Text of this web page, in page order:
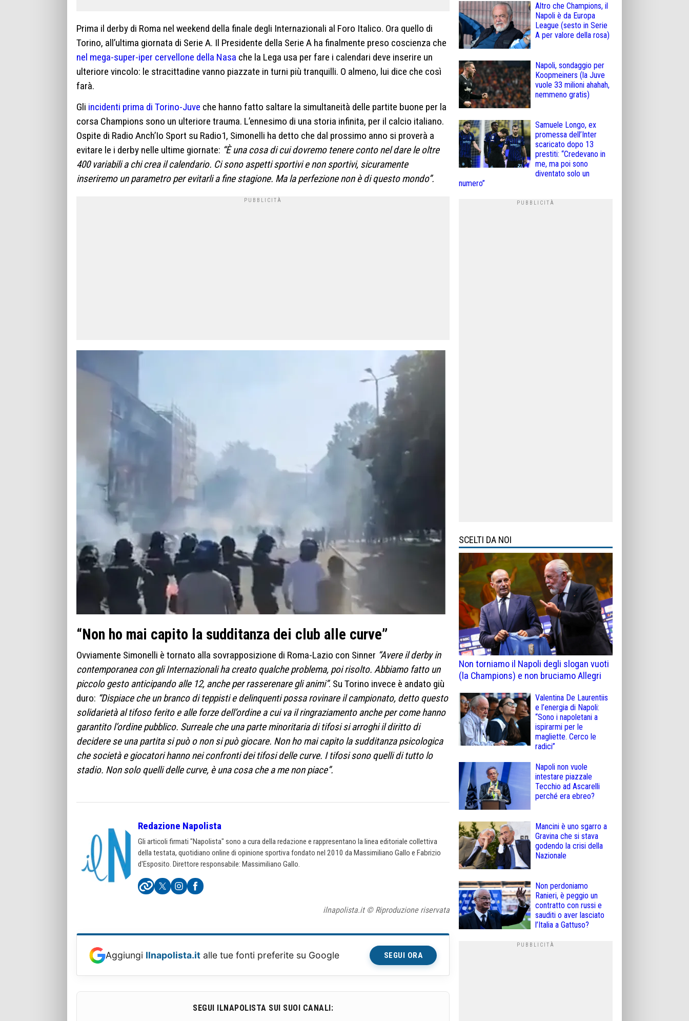
Prima il derby di Roma nel weekend della finale degli Internazionali al Foro Italico. Ora quello di
Torino, all’ultima giornata di Serie A. Il Presidente della Serie A ha finalmente preso coscienza che
nel mega-super-iper cervellone della Nasa che la Lega usa per fare i calendari deve inserire un
ulteriore vincolo: le stracittadine vanno piazzate in turni più tranquilli. O almeno, lui dice che così
farà.
Gli incidenti prima di Torino-Juve che hanno fatto saltare la simultaneità delle partite buone per la
corsa Champions sono un ulteriore trauma. L’ennesimo di una storia infinita, per il calcio italiano.
Ospite di Radio Anch’Io Sport su Radio1, Simonelli ha detto che dal prossimo anno si proverà a
evitare le i derby nelle ultime giornate: “È una cosa di cui dovremo tenere conto nel dare le oltre
400 variabili a chi crea il calendario. Ci sono aspetti sportivi e non sportivi, sicuramente
inseriremo un parametro per evitarli a fine stagione. Ma la perfezione non è di questo mondo”.
“Non ho mai capito la sudditanza dei club alle curve”
Ovviamente Simonelli è tornato alla sovrapposizione di Roma-Lazio con Sinner “Avere il derby in
contemporanea con gli Internazionali ha creato qualche problema, poi risolto. Abbiamo fatto un
piccolo gesto anticipando alle 12, anche per rasserenare gli animi”. Su Torino invece è andato giù
duro: “Dispiace che un branco di teppisti e delinquenti possa rovinare il campionato, detto questo
solidarietà al tifoso ferito e alle forze dell’ordine a cui va il ringraziamento anche per come hanno
garantito l’ordine pubblico. Surreale che una parte minoritaria di tifosi si arroghi il diritto di
decidere se una partita si può o non si può giocare. Non ho mai capito la sudditanza psicologica
che società e giocatori hanno nei confronti dei tifosi delle curve. I tifosi sono quelli di tutto lo
stadio. Non solo quelli delle curve, è una cosa che a me non piace”.
Redazione Napolista
Gli articoli firmati "Napolista" sono a cura della redazione e rappresentano la linea editoriale collettiva
della testata, quotidiano online di opinione sportiva fondato nel 2010 da Massimiliano Gallo e Fabrizio
d'Esposito. Direttore responsabile: Massimiliano Gallo.
ilnapolista.it © Riproduzione riservata
Aggiungi Ilnapolista.it alle tue fonti preferite su Google SEGUI ORA
SEGUI ILNAPOLISTA SUI SUOI CANALI:
Altro che Champions, il
Napoli è da Europa
League (sesto in Serie
A per valore della rosa)
Napoli, sondaggio per
Koopmeiners (la Juve
vuole 33 milioni ahahah,
nemmeno gratis)
Samuele Longo, ex
promessa dell’Inter
scaricato dopo 13
prestiti: “Credevano in
me, ma poi sono
diventato solo un
numero”
SCELTI DA NOI
Non torniamo il Napoli degli slogan vuoti
(la Champions) e non bruciamo Allegri
Valentina De Laurentiis
e l’energia di Napoli:
“Sono i napoletani a
ispirarmi per le
magliette. Cerco le
radici”
Napoli non vuole
intestare piazzale
Tecchio ad Ascarelli
perché era ebreo?
Mancini è uno sgarro a
Gravina che si stava
godendo la crisi della
Nazionale
Non perdoniamo
Ranieri, è peggio un
contratto con russi e
sauditi o aver lasciato
l’Italia a Gattuso?